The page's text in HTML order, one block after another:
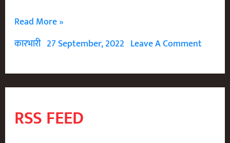
अर्धसत्य Ardhsatya
Read More »
कारभारी 27 September, 2022 Leave A Comment
RSS FEED